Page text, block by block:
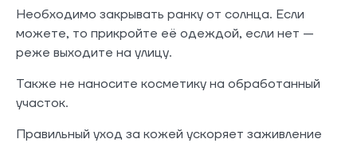
Необходимо закрывать ранку от солнца. Если
можете, то прикройте её одеждой, если нет —
реже выходите на улицу.
Также не наносите косметику на обработанный
участок.
Правильный уход за кожей ускоряет заживление